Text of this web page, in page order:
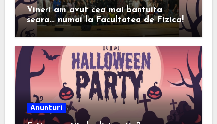
Vineri am avut cea mai bantuita
seara… numai la Facultatea de Fizica!
Anunturi